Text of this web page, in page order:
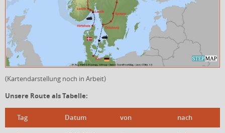
(Kartendarstellung noch in Arbeit)
Unsere Route als Tabelle:
Tag Datum von nach